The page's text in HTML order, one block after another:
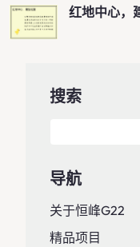
红地中心，
搜索
导航
关于恒峰g22
精品项目